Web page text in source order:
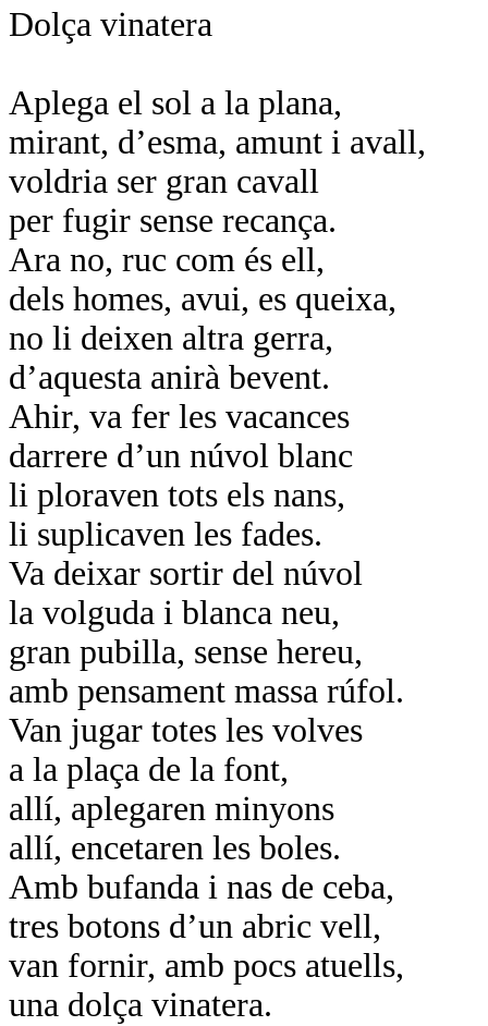
Dolça vinatera
Aplega el sol a la plana,
mirant, d’esma, amunt i avall,
voldria ser gran cavall
per fugir sense recança.
Ara no, ruc com és ell,
dels homes, avui, es queixa,
no li deixen altra gerra,
d’aquesta anirà bevent.
Ahir, va fer les vacances
darrere d’un núvol blanc
li ploraven tots els nans,
li suplicaven les fades.
Va deixar sortir del núvol
la volguda i blanca neu,
gran pubilla, sense hereu,
amb pensament massa rúfol.
Van jugar totes les volves
a la plaça de la font,
allí, aplegaren minyons
allí, encetaren les boles.
Amb bufanda i nas de ceba,
tres botons d’un abric vell,
van fornir, amb pocs atuells,
una dolça vinatera.